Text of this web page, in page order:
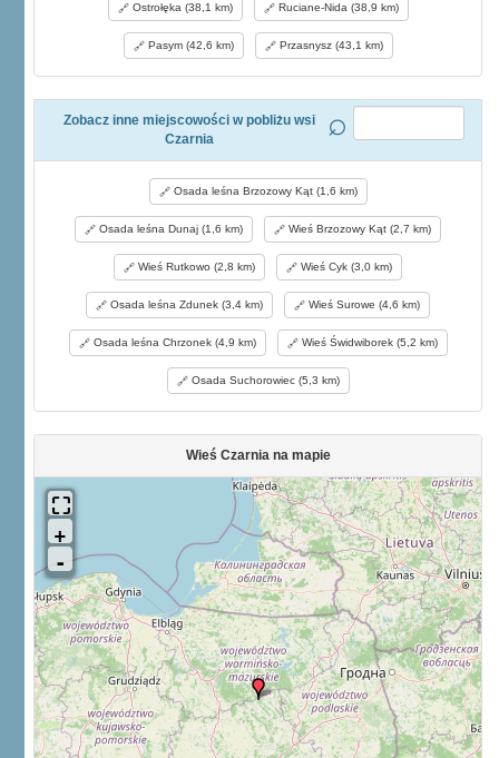
Ostrołęka (38,1 km) Ruciane-Nida (38,9 km)
Pasym (42,6 km) Przasnysz (43,1 km)
Zobacz inne miejscowości w pobliżu wsi
Czarnia
Osada leśna Brzozowy Kąt (1,6 km)
Osada leśna Dunaj (1,6 km) Wieś Brzozowy Kąt (2,7 km)
Wieś Rutkowo (2,8 km) Wieś Cyk (3,0 km)
Osada leśna Zdunek (3,4 km) Wieś Surowe (4,6 km)
Osada leśna Chrzonek (4,9 km) Wieś Świdwiborek (5,2 km)
Osada Suchorowiec (5,3 km)
Wieś Czarnia na mapie